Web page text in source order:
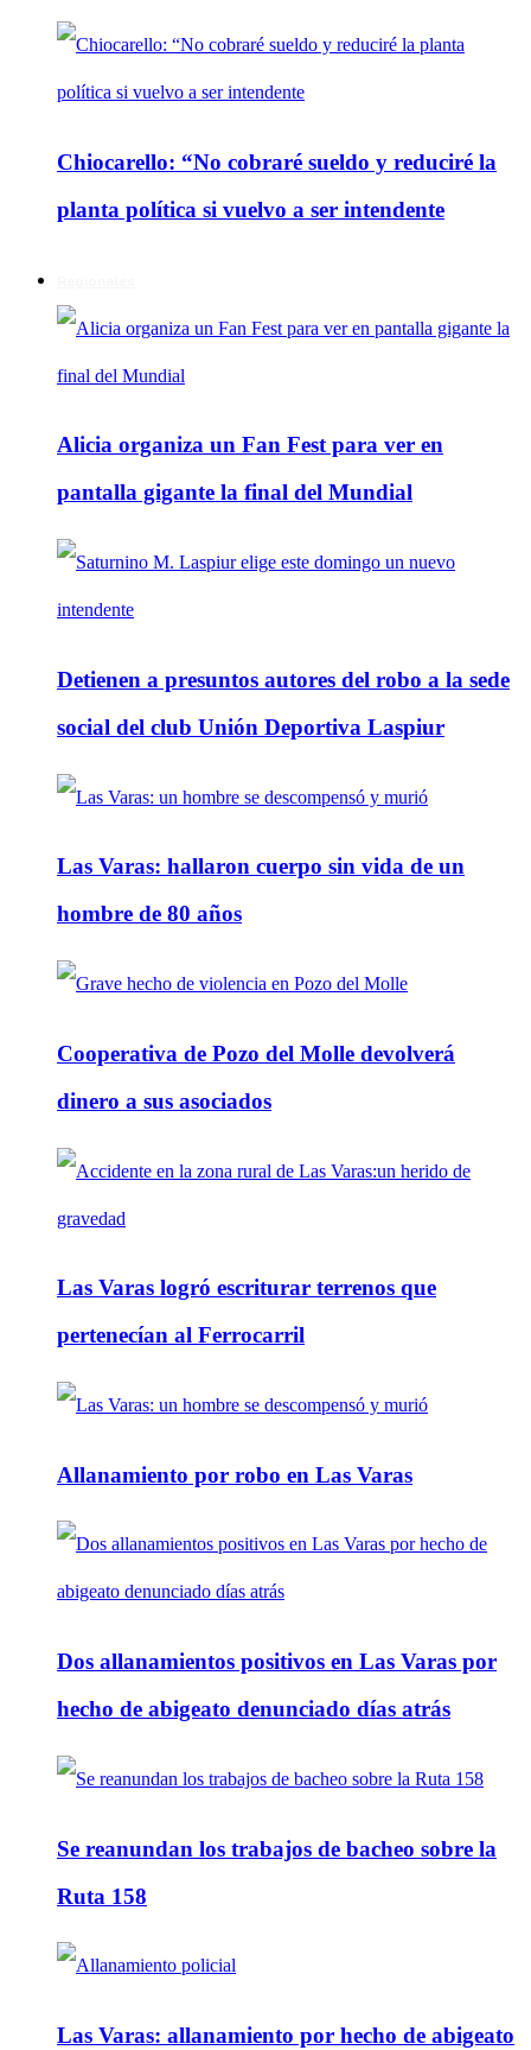
Chiocarello: “No cobraré sueldo y reduciré la
planta política si vuelvo a ser intendente
Alicia organiza un Fan Fest para ver en
pantalla gigante la final del Mundial
Detienen a presuntos autores del robo a la sede
social del club Unión Deportiva Laspiur
Las Varas: hallaron cuerpo sin vida de un
hombre de 80 años
Cooperativa de Pozo del Molle devolverá
dinero a sus asociados
Las Varas logró escriturar terrenos que
pertenecían al Ferrocarril
Allanamiento por robo en Las Varas
Dos allanamientos positivos en Las Varas por
hecho de abigeato denunciado días atrás
Se reanundan los trabajos de bacheo sobre la
Ruta 158
Las Varas: allanamiento por hecho de abigeato